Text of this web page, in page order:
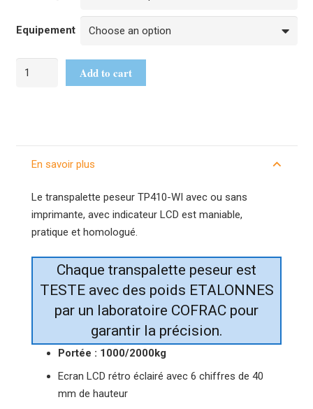
Equipement
Add to cart
En savoir plus
Le transpalette peseur TP410-WI avec ou sans
imprimante, avec indicateur LCD est maniable,
pratique et homologué.
Chaque transpalette peseur est
TESTE avec des poids ETALONNES
par un laboratoire COFRAC pour
garantir la précision.
Portée : 1000/2000kg
Ecran LCD rétro éclairé avec 6 chiffres de 40
mm de hauteur